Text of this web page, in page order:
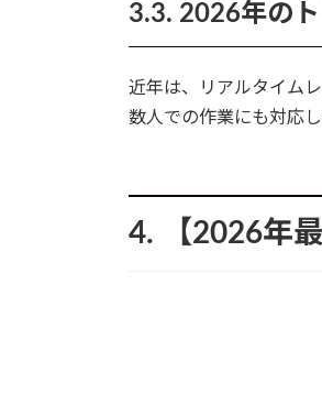
3.3. 2026年の
近年は、リアルタイム
数人での作業にも対応
4. 【2026年